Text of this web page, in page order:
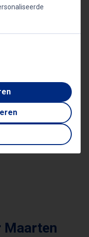
samenwerking
beleidsmakers
ervoor dat
ten goede
Maarten